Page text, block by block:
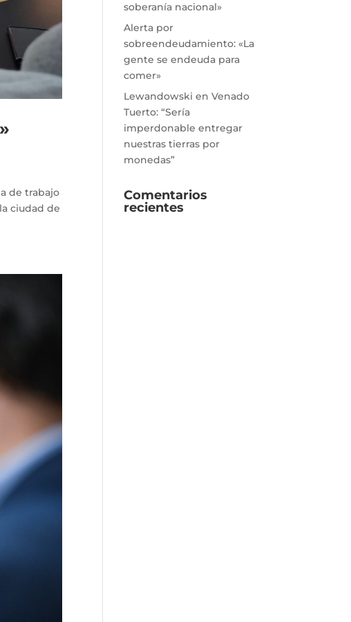
de trabajo
ciudad de
soberanía nacional»
Alerta por
sobreendeudamiento: «La
gente se endeuda para
comer»
Lewandowski en Venado
Tuerto: “Sería
imperdonable entregar
nuestras tierras por
monedas”
Comentarios
recientes